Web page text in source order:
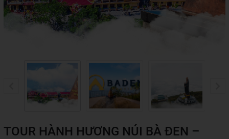
TOUR HÀNH HƯƠNG NÚI BÀ ĐEN –